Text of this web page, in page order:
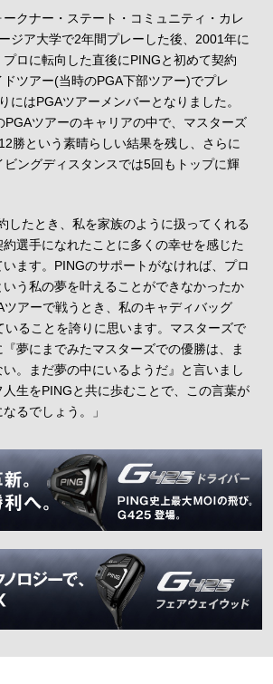
クナー・ステート・コミュニティ・カレ
ジア大学で2年間プレーした後、2001年に
ロに転向した直後にPINGと初めて契約
ドツアー(当時のPGA下部ツアー)でプレ
にはPGAツアーメンバーとなりました。
PGAツアーのキャリアの中で、マスターズ
勝という素晴らしい結果を残し、さらに
ビングディスタンスでは5回もトップに輝
したとき、私を家族のように扱ってくれる
選手になれたことに多くの幸せを感じた
ます。PINGのサポートがなければ、プロ
う私の夢を叶えることができなかったか
ツアーで戦うとき、私のキャディバッグ
いることを誇りに思います。マスターズで
夢にまでみたマスターズでの優勝は、ま
。まだ夢の中にいるようだ』と言いまし
生をPINGと共に歩むことで、この言葉が
るでしょう。」
模倣品に関する注意
Page Top